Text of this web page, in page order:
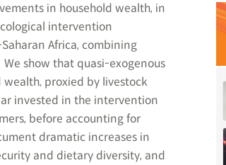
in household wealth, in
intervention
Africa, combining
show that quasi-exogenous
proxied by livestock
invested in the intervention
before accounting for
dramatic increases in
and dietary diversity, and